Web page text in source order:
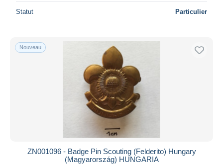
Statut Particulier
Nouveau
ZN001096 - Badge Pin Scouting (Felderito) Hungary
(Magyarország) HUNGARIA